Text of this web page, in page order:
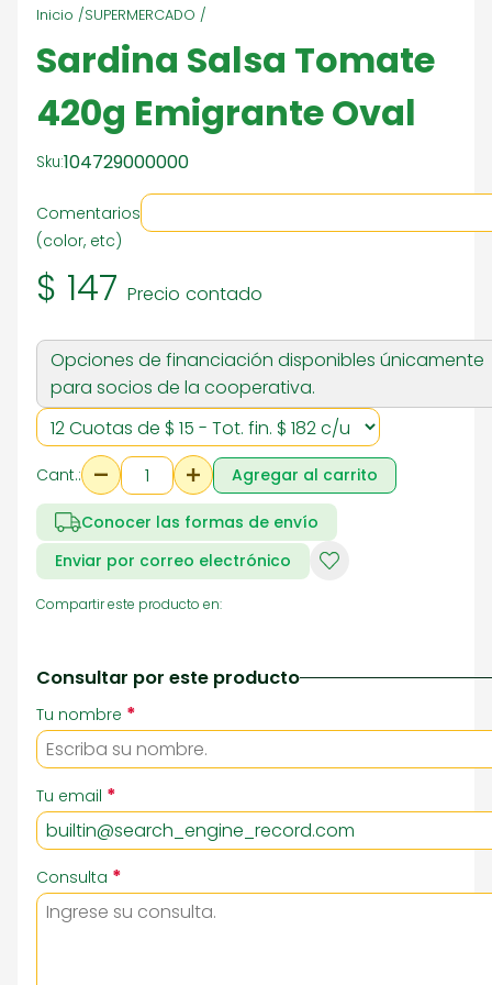
Inicio /SUPERMERCADO /
Sardina Salsa Tomate
420g Emigrante Oval
Sku:104729000000
Comentarios
(color, etc)
$ 147 Precio contado
Opciones de financiación disponibles únicamente
para socios de la cooperativa.
Cant.: Agregar al carrito
Conocer las formas de envío
Enviar por correo electrónico
Compartir este producto en:
Consultar por este producto
Tu nombre *
Tu email *
Consulta *